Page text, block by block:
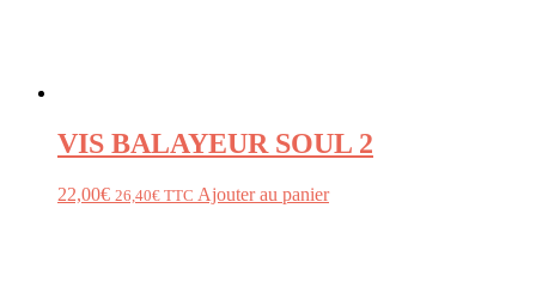
VIS BALAYEUR SOUL 2
22,00€ 26,40€ TTC Ajouter au panier